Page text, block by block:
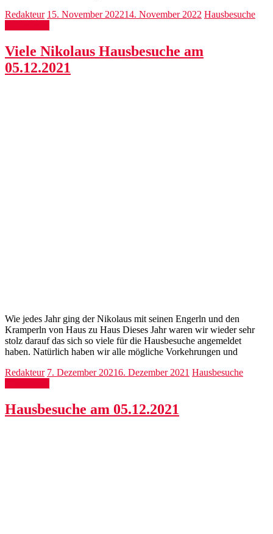
Redakteur 15. November 202214. November 2022 Hausbesuche
Viele Nikolaus Hausbesuche am
05.12.2021
Wie jedes Jahr ging der Nikolaus mit seinen Engerln und den
Kramperln von Haus zu Haus Dieses Jahr waren wir wieder sehr
stolz darauf das sich so viele für die Hausbesuche angemeldet
haben. Natürlich haben wir alle mögliche Vorkehrungen und
Redakteur 7. Dezember 20216. Dezember 2021 Hausbesuche
Hausbesuche am 05.12.2021